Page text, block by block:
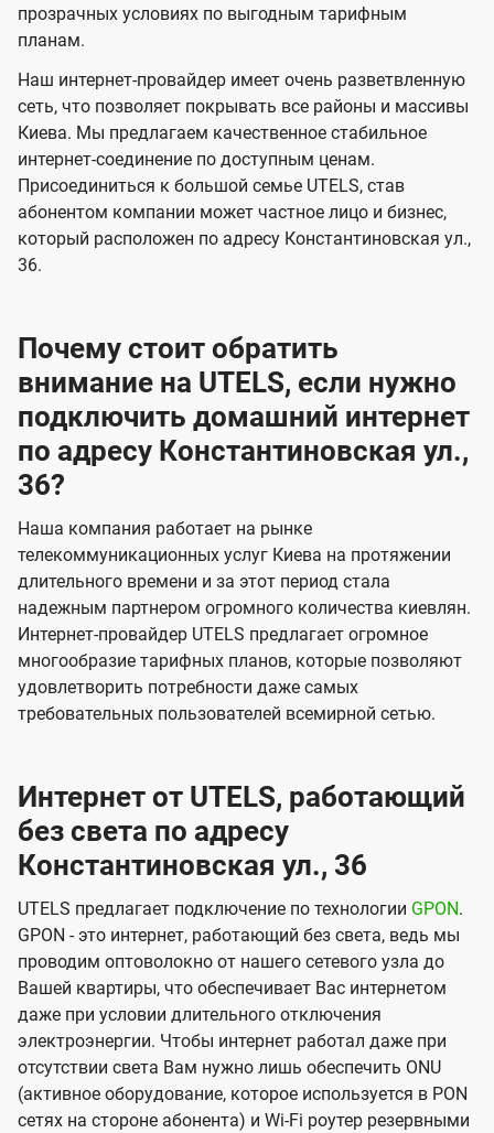
е
н
и
я
е
и
я
прозрачных условиях по выгодным тарифным
планам.
Наш интернет-провайдер имеет очень разветвленную
сеть, что позволяет покрывать все районы и массивы
Киева. Мы предлагаем качественное стабильное
интернет-соединение по доступным ценам.
Присоединиться к большой семье UTELS, став
абонентом компании может частное лицо и бизнес,
который расположен по адресу Константиновская ул.,
36.
Почему стоит обратить
внимание на UTELS, если нужно
подключить домашний интернет
по адресу Константиновская ул.,
36?
Наша компания работает на рынке
телекоммуникационных услуг Киева на протяжении
длительного времени и за этот период стала
надежным партнером огромного количества киевлян.
Интернет-провайдер UTELS предлагает огромное
многообразие тарифных планов, которые позволяют
удовлетворить потребности даже самых
требовательных пользователей всемирной сетью.
Интернет от UTELS, работающий
без света по адресу
Константиновская ул., 36
UTELS предлагает подключение по технологии GPON.
GPON - это интернет, работающий без света, ведь мы
проводим оптоволокно от нашего сетевого узла до
Вашей квартиры, что обеспечивает Вас интернетом
даже при условии длительного отключения
электроэнергии. Чтобы интернет работал даже при
отсутствии света Вам нужно лишь обеспечить ONU
(активное оборудование, которое используется в PON
сетях на стороне абонента) и Wi-Fi роутер резервными